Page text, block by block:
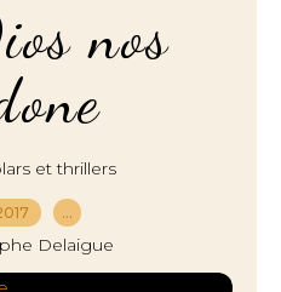
nos
et thrillers
…
Delaigue